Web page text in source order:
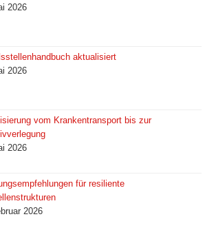
2026
aktualisiert
2026
vom Krankentransport bis zur
2026
für resiliente
2026